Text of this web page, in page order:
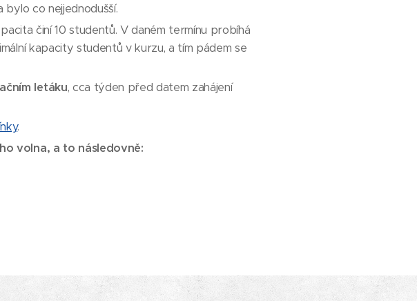
bylo co nejjednodušší.
činí 10 studentů. V daném termínu probíhá
kapacity studentů v kurzu, a tím pádem se
letáku, cca týden před datem zahájení
.
volna, a to následovně: